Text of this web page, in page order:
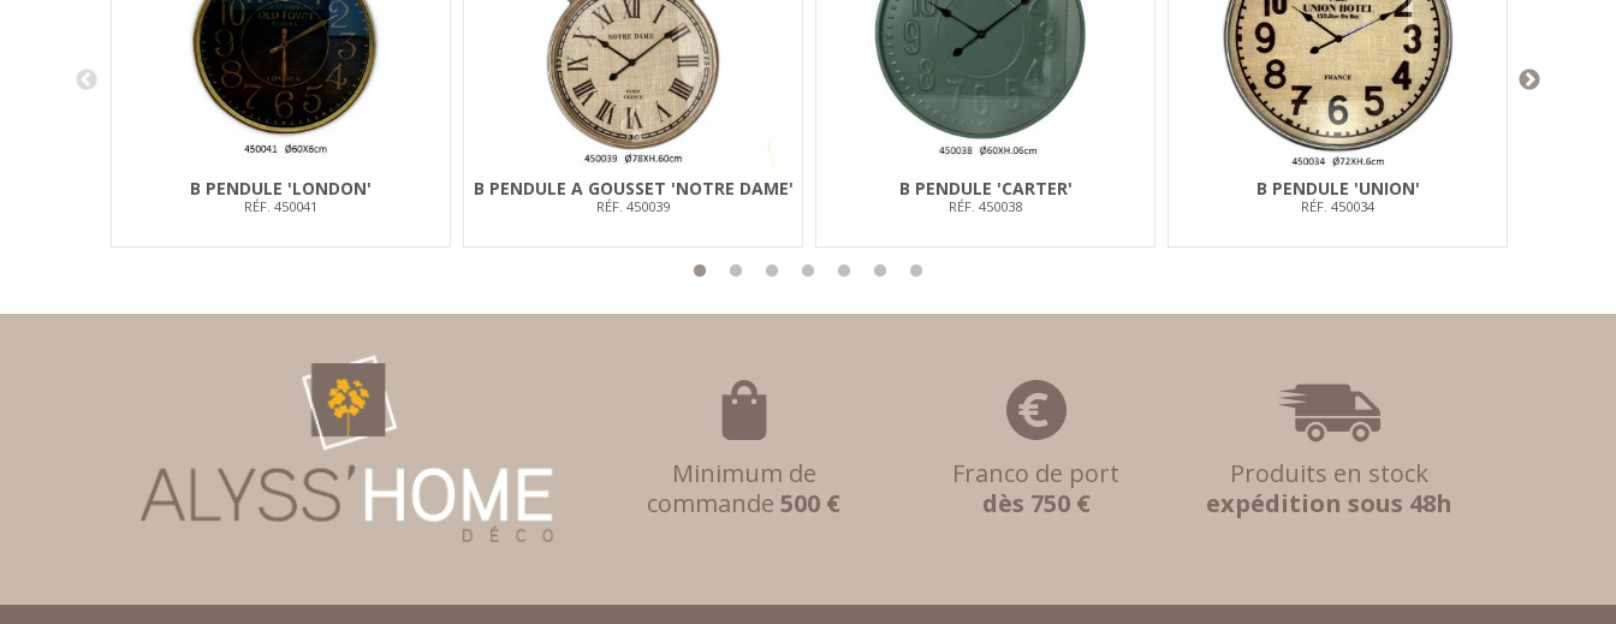
B PENDULE 'LONDON'
RÉF. 450041
B PENDULE A GOUSSET 'NOTRE DAME'
RÉF. 450039
B PENDULE 'CARTER'
RÉF. 450038
B PENDULE 'UNION'
RÉF. 450034
Minimum de
commande500 €
Franco de port
dès 750 €
Produits en stock
expédition sous 48h